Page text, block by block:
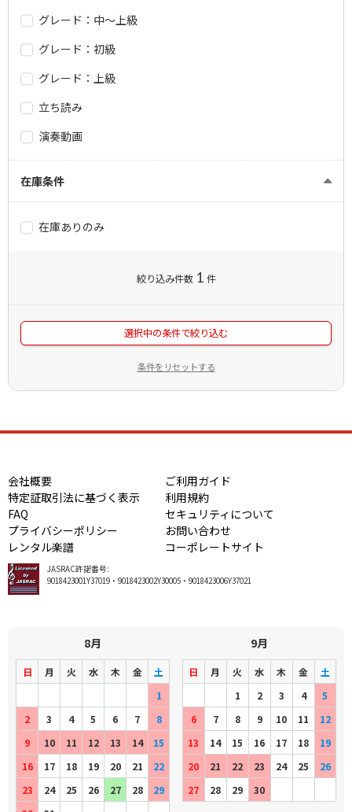
グレード：中～上級
グレード：初級
グレード：上級
立ち読み
演奏動画
在庫条件
在庫ありのみ
絞り込み件数 1 件
選択中の条件で絞り込む
条件をリセットする
会社概要
ご利用ガイド
特定証取引法に基づく表示
利用規約
FAQ
セキュリティについて
プライバシーポリシー
お問い合わせ
レンタル楽譜
コーポレートサイト
JASRAC許諾番号:
9018423001Y37019・9018423002Y30005・9018423006Y37021
8月
日 月 火 水 木 金
土
1
2
3 4 5 6 7
8
9
10 11 12 13 14
15
16
17 18 19 20 21
22
23
24 25 26 27 28
29
9月
日 月 火 水 木 金
土
1
2 3 4
5
6
7 8 9 10 11
12
13
14 15 16 17 18
19
20
21 22 23 24 25
26
27
28 29 30